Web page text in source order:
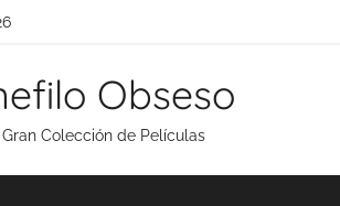
Obseso
Gran Colección de Películas